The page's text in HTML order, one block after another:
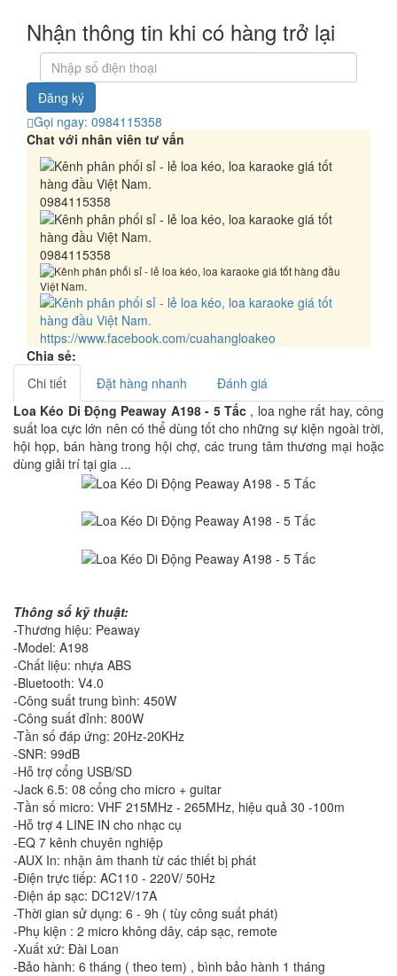
Nhận thông tin khi có hàng trở lại
Đăng ký
Gọi ngay: 0984115358
Chat với nhân viên tư vấn
0984115358
0984115358
https://www.facebook.com/cuahangloakeo
Chia sẻ:
Chi tiết
Đặt hàng nhanh
Đánh giá
Loa Kéo Di Động Peaway A198 - 5 Tấc, loa nghe rất hay, công
suất loa cực lớn nên có thể dùng tốt cho những sự kiện ngoài trời,
hội họp, bán hàng trong hội chợ, các trung tâm thương mại hoặc
dùng giải trí tại gia ...
Thông số kỹ thuật:
-Thương hiệu: Peaway
-Model: A198
-Chất liệu: nhựa ABS
-Bluetooth: V4.0
-Công suất trung bình: 450W
-Công suất đỉnh: 800W
-Tần số đáp ứng: 20Hz-20KHz
-SNR: 99dB
-Hỗ trợ cổng USB/SD
-Jack 6.5: 08 cổng cho micro + guitar
-Tần số micro: VHF 215MHz - 265MHz, hiệu quả 30 -100m
-Hỗ trợ 4 LINE IN cho nhạc cụ
-EQ 7 kênh chuyên nghiệp
-AUX In: nhận âm thanh từ các thiết bị phát
-Điện trực tiếp: AC110 - 220V/ 50Hz
-Điện áp sạc: DC12V/17A
-Thời gian sử dụng: 6 - 9h ( tùy công suất phát)
-Phụ kiện : 2 micro không dây, cáp sạc, remote
-Xuất xứ: Đài Loan
-Bảo hành: 6 tháng ( theo tem) , bình bảo hành 1 tháng